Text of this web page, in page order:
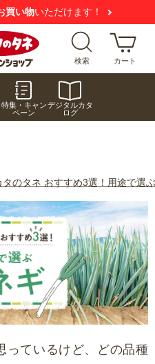
買い物いただけます！
検索 カート
特集・キャン
ペーン
デジタルカタ
ログ
タのタネ おすすめ3選！用途で選
っているけど、どの品種